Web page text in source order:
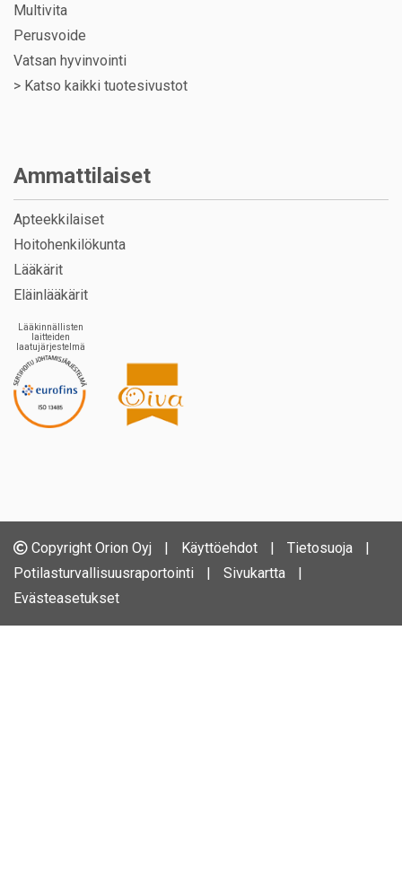
Multivita
Perusvoide
Vatsan hyvinvointi
> Katso kaikki tuotesivustot
Ammattilaiset
Apteekkilaiset
Hoitohenkilökunta
Lääkärit
Eläinlääkärit
Lääkinnällisten
laitteiden
laatujärjestelmä
Copyright Orion Oyj | Käyttöehdot | Tietosuoja
|
Potilasturvallisuusraportointi
| Sivukartta
|
Evästeasetukset